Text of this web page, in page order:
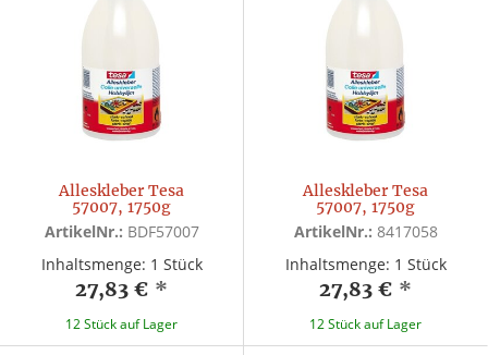
Alleskleber Tesa
57007, 1750g
ArtikelNr.: BDF57007
Inhaltsmenge: 1 Stück
27,83 € *
12 Stück auf Lager
Alleskleber Tesa
57007, 1750g
ArtikelNr.: 8417058
Inhaltsmenge: 1 Stück
27,83 € *
12 Stück auf Lager